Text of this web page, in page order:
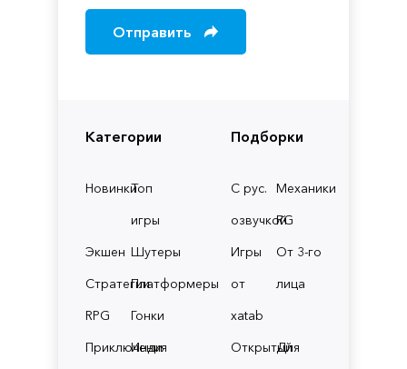
Категории
НовинкиТоп
игры
Экшен Шутеры
СтратегииПлатформеры
RPG
Гонки
Приключения
Инди
Подборки
С рус.
озвучкой
Механики
RG
Игры
от
xatab
От 3-го
лица
Открытый
Для
Отправить